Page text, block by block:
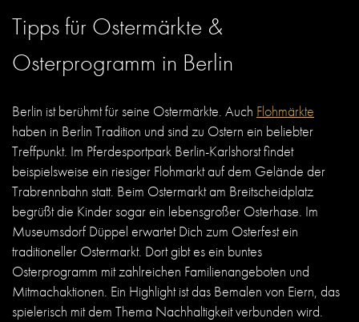
Tipps für Ostermärkte &
Osterprogramm in Berlin
Berlin ist berühmt für seine Ostermärkte. Auch Flohmärkte
haben in Berlin Tradition und sind zu Ostern ein beliebter
Treffpunkt. Im Pferdesportpark Berlin-Karlshorst findet
beispielsweise ein riesiger Flohmarkt auf dem Gelände der
Trabrennbahn statt. Beim Ostermarkt am Breitscheidplatz
begrüßt die Kinder sogar ein lebensgroßer Osterhase. Im
Museumsdorf Düppel erwartet Dich zum Osterfest ein
traditioneller Ostermarkt. Dort gibt es ein buntes
Osterprogramm mit zahlreichen Familienangeboten und
Mitmachaktionen. Ein Highlight ist das Bemalen von Eiern, das
spielerisch mit dem Thema Nachhaltigkeit verbunden wird.